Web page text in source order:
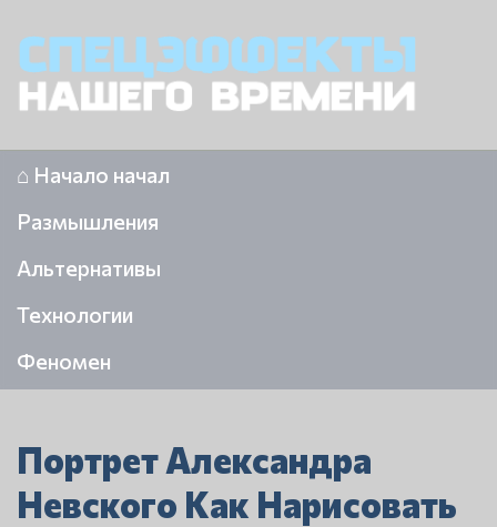
⌂ Начало начал
Размышления
Альтернативы
Технологии
Феномен
Портрет Александра
Невского Как Нарисовать